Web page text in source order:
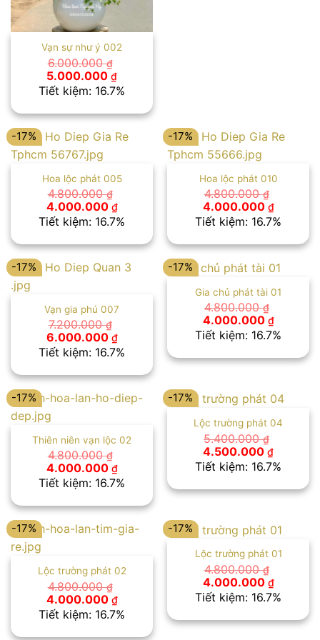
Vạn sự như ý 002
6.000.000₫
Giá
gốc
là:
5.000.000 ₫Giá
hiện
tại
5.000.000 ₫.
Tiết kiệm: 16.7%
-17%
Hoa lộc phát 005
4.800.000₫
Giá
gốc
là:
4.000.000 ₫Giá
hiện
tại
4.000.000 ₫.
Tiết kiệm: 16.7%
-17%
Hoa lộc phát 010
4.800.000₫
Giá
gốc
là:
4.000.000 ₫Giá
hiện
tại
Tiết kiệm: 16.7%
-17%
Vạn gia phú 007
7.200.000₫
Giá
gốc
là:
6.000.000 ₫Giá
hiện
tại
6.000.000 ₫.
Tiết kiệm: 16.7%
-17%
Gia chủ phát tài 01
4.800.000₫
Giá
gốc
là:
4.000.000 ₫Giá
hiện
tại
Tiết kiệm: 16.7%
-17%
Thiên niên vạn lộc 02
4.800.000₫
Giá
gốc
là:
4.000.000 ₫Giá
hiện
tại
4.000.000 ₫.
Tiết kiệm: 16.7%
-17%
Lộc trường phát 04
5.400.000₫
Giá
gốc
là:
4.500.000 ₫Giá
hiện
tại
Tiết kiệm: 16.7%
-17%
Lộc trường phát 02
4.800.000₫
Giá
gốc
là:
4.000.000 ₫Giá
hiện
tại
Tiết kiệm: 16.7%
-17%
Lộc trường phát 01
4.800.000₫
Giá
gốc
là:
4.000.000 ₫Giá
hiện
tại
Tiết kiệm: 16.7%